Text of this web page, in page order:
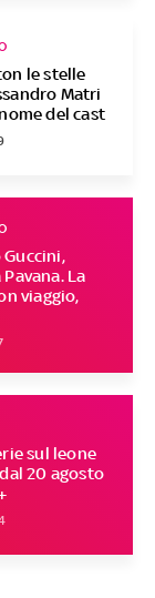
le stelle
Matri
del cast
Guccini,
La
viaggio,
sul leone
20 agosto